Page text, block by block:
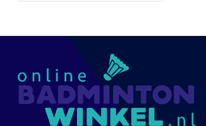
optie
gekozen
worden
op
de
productpagina